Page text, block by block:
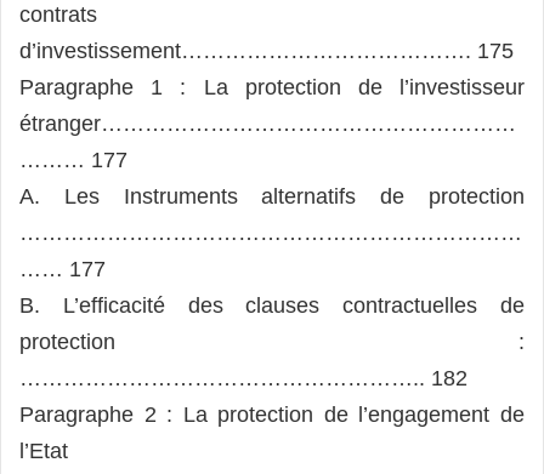
contrats
d’investissement…………………………………. 175
Paragraphe 1 : La protection de l’investisseur
étranger…………………………………………………
……… 177
A. Les Instruments alternatifs de protection
……………………………………………………………
…… 177
B. L’efficacité des clauses contractuelles de
protection :
……………………………………………….. 182
Paragraphe 2 : La protection de l’engagement de
l’Etat